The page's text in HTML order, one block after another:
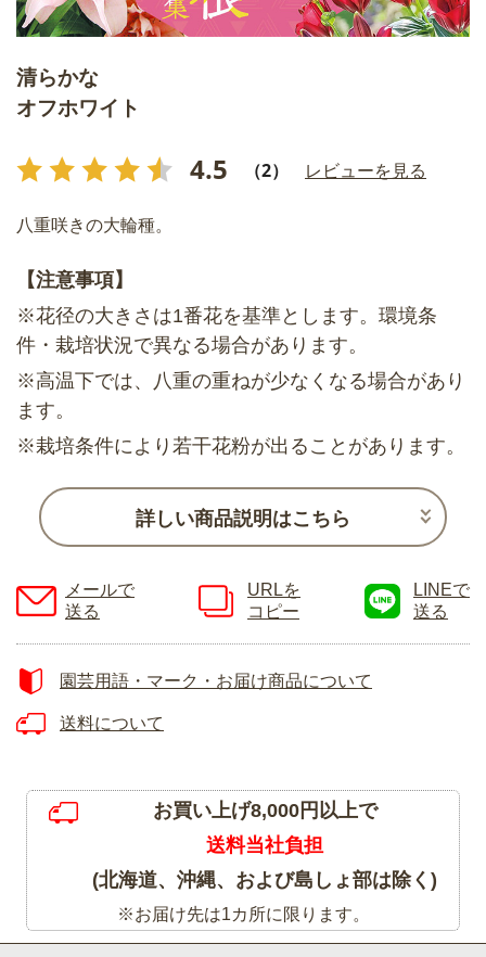
清らかな
オフホワイト
4.5 （2） レビューを見る
八重咲きの大輪種。
【注意事項】
※花径の大きさは1番花を基準とします。環境条
件・栽培状況で異なる場合があります。
※高温下では、八重の重ねが少なくなる場合があり
ます。
※栽培条件により若干花粉が出ることがあります。
詳しい商品説明はこちら
メールで
送る
URLを
コピー
LINEで
送る
園芸用語・マーク・お届け商品について
送料について
お買い上げ8,000円以上で
送料当社負担
(北海道、沖縄、および島しょ部は除く)
※お届け先は1カ所に限ります。